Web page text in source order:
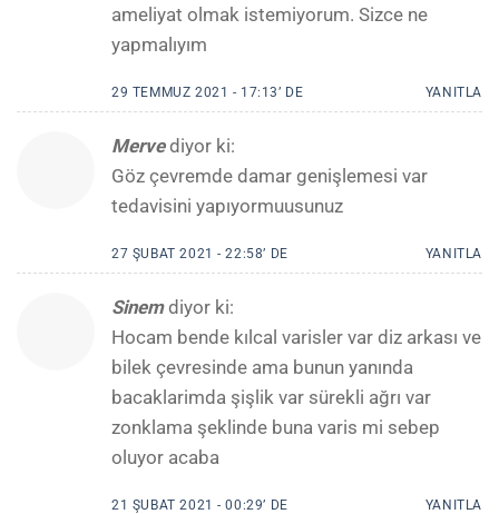
ameliyat olmak istemiyorum. Sizce ne
yapmalıyım
29 TEMMUZ 2021 - 17:13’ DE YANITLA
Merve diyor ki:
Göz çevremde damar genişlemesi var
tedavisini yapıyormuusunuz
27 ŞUBAT 2021 - 22:58’ DE YANITLA
Sinem diyor ki:
Hocam bende kılcal varisler var diz arkası ve
bilek çevresinde ama bunun yanında
bacaklarimda şişlik var sürekli ağrı var
zonklama şeklinde buna varis mi sebep
oluyor acaba
21 ŞUBAT 2021 - 00:29’ DE YANITLA